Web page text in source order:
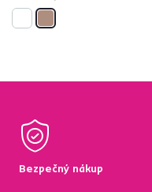
Bezpečný nákup